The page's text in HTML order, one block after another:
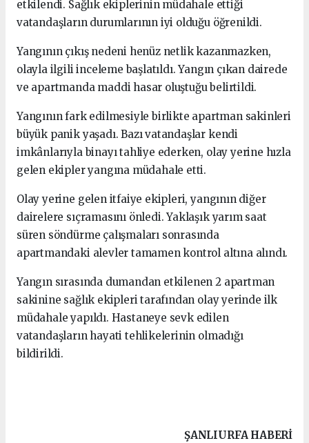
etkilendi. Sağlık ekiplerinin müdahale ettiği
vatandaşların durumlarının iyi olduğu öğrenildi.
Yangının çıkış nedeni henüz netlik kazanmazken,
olayla ilgili inceleme başlatıldı. Yangın çıkan dairede
ve apartmanda maddi hasar oluştuğu belirtildi.
Yangının fark edilmesiyle birlikte apartman sakinleri
büyük panik yaşadı. Bazı vatandaşlar kendi
imkânlarıyla binayı tahliye ederken, olay yerine hızla
gelen ekipler yangına müdahale etti.
Olay yerine gelen itfaiye ekipleri, yangının diğer
dairelere sıçramasını önledi. Yaklaşık yarım saat
süren söndürme çalışmaları sonrasında
apartmandaki alevler tamamen kontrol altına alındı.
Yangın sırasında dumandan etkilenen 2 apartman
sakinine sağlık ekipleri tarafından olay yerinde ilk
müdahale yapıldı. Hastaneye sevk edilen
vatandaşların hayati tehlikelerinin olmadığı
bildirildi.
ŞANLIURFA HABERİ